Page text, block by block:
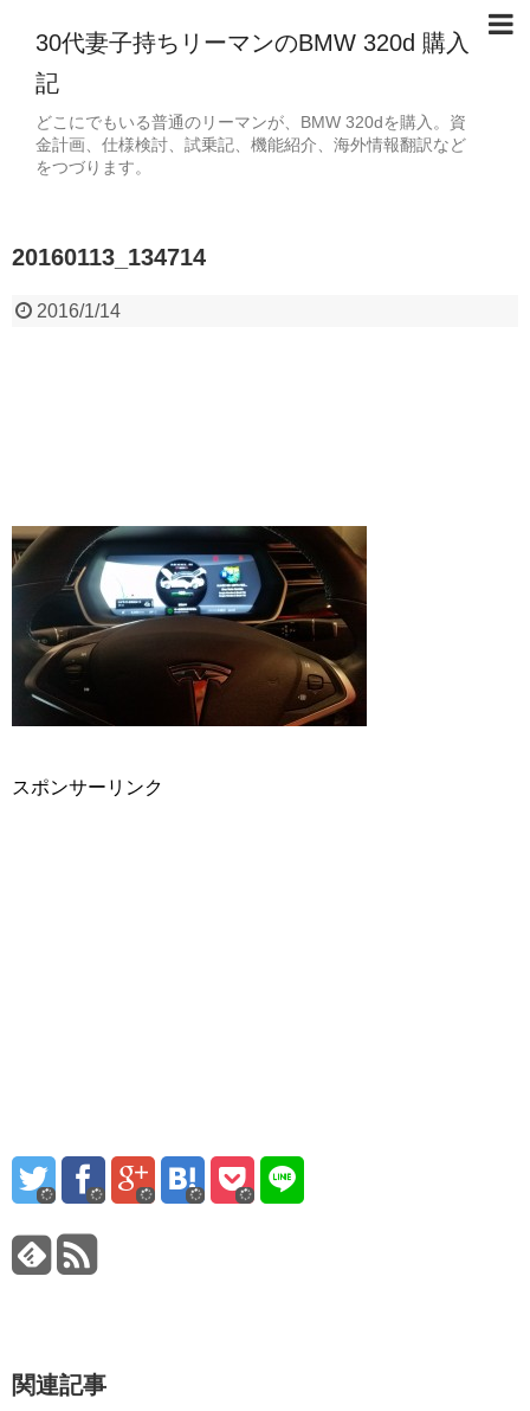
30代妻子持ちリーマンのBMW 320d 購入
記
どこにでもいる普通のリーマンが、BMW 320dを購入。資
金計画、仕様検討、試乗記、機能紹介、海外情報翻訳など
をつづります。
20160113_134714
2016/1/14
スポンサーリンク
関連記事